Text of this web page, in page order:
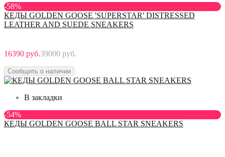
-58%
КЕДЫ GOLDEN GOOSE 'SUPERSTAR' DISTRESSED
LEATHER AND SUEDE SNEAKERS
16390 руб.39000 руб.
Сообщить о наличии
В закладки
-54%
КЕДЫ GOLDEN GOOSE BALL STAR SNEAKERS